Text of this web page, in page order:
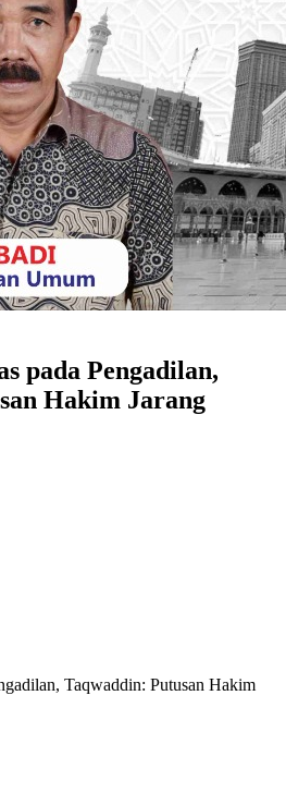
pada Pengadilan,
Hakim Jarang
Taqwaddin: Putusan Hakim